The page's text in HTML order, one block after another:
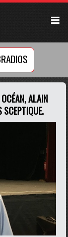
ALAIN
SCEPTIQUE.